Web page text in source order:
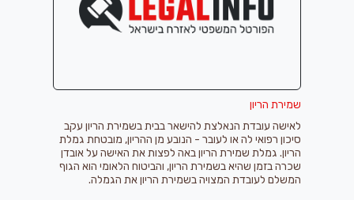
שמירת הריון
לאישה עובדת הנאלצת להישאר בבית בשמירת הריון עקב
סיכון רפואי לה או לעובר - הנובע מן ההריון, מובטחת גמלת
הריון. גמלת שמירת הריון באה לפצות את האישה על אובדן
שכרה בזמן שהיא בשמירת הריון, והביטוח הלאומי הוא הגוף
המשלם לעובדת המצויה בשמירת הריון את הגמלה.